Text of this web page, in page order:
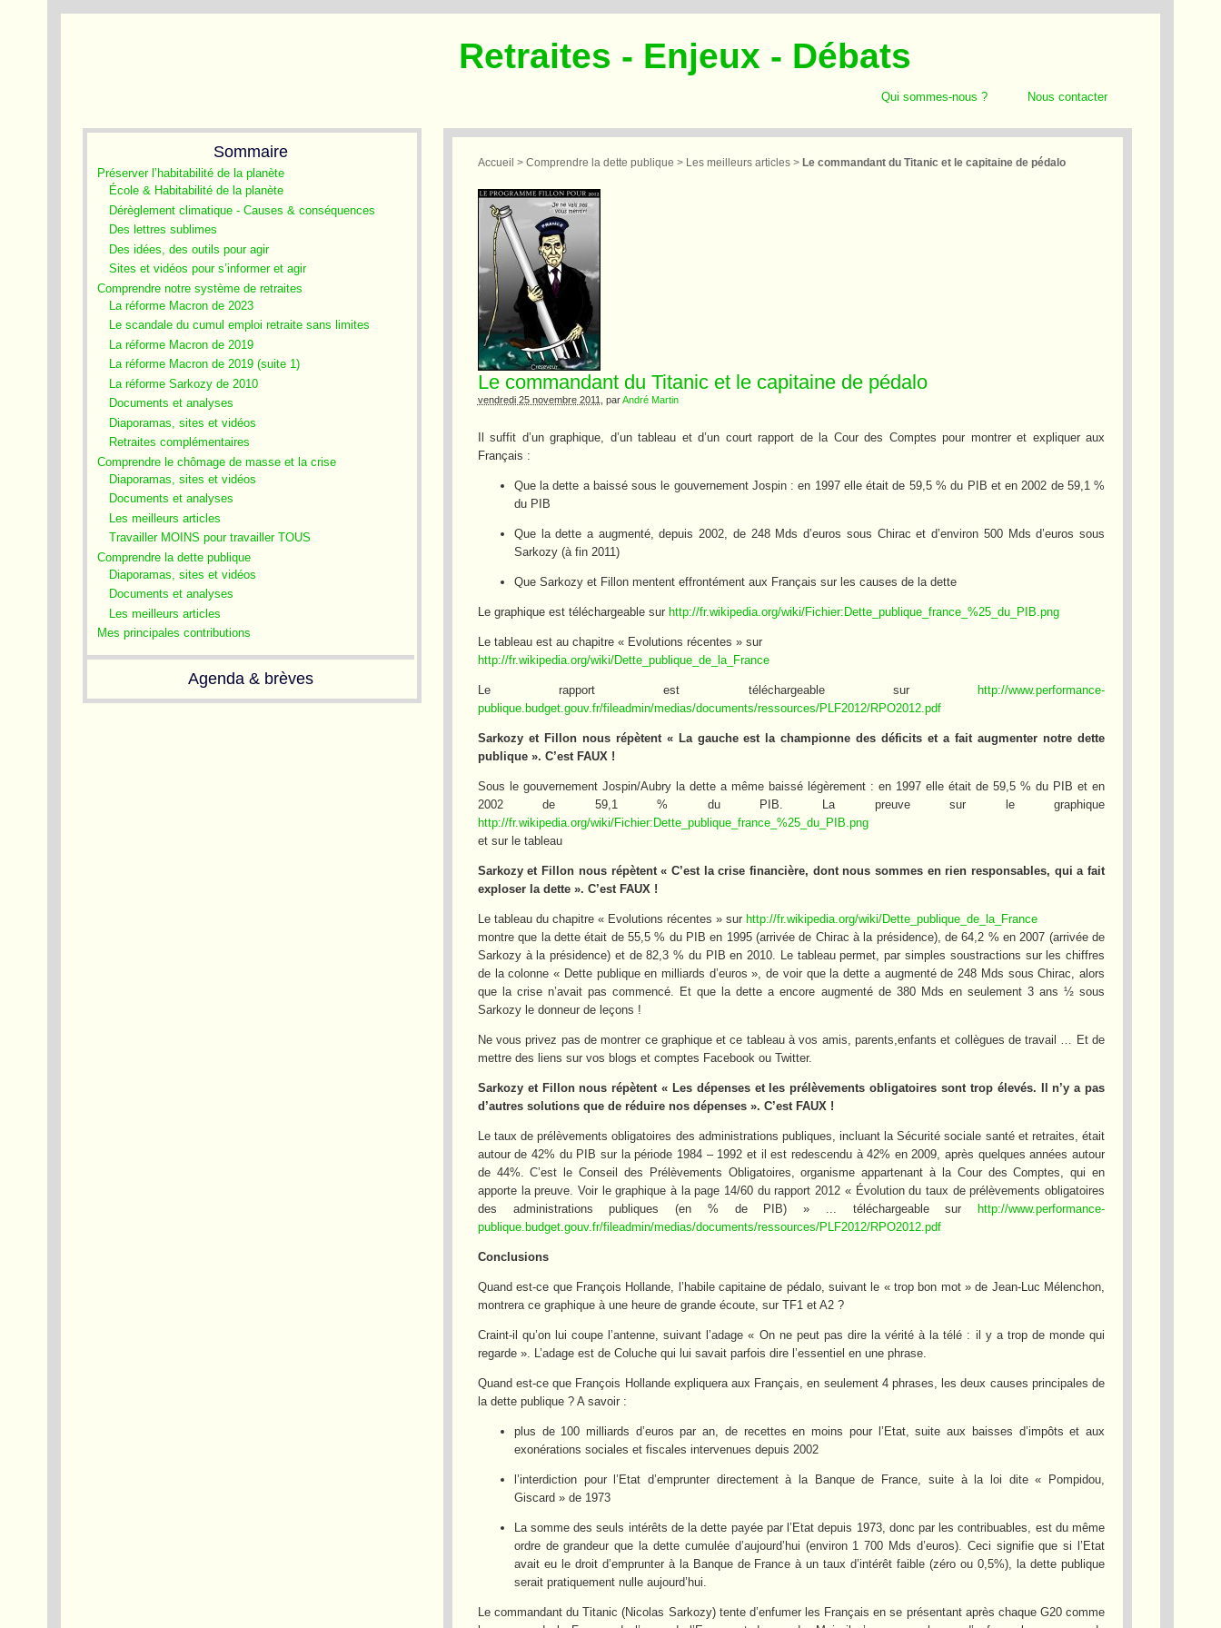
Retraites - Enjeux - Débats
Qui sommes-nous ? Nous contacter
Sommaire
Préserver l’habitabilité de la planète
École & Habitabilité de la planète
Dérèglement climatique - Causes & conséquences
Des lettres sublimes
Des idées, des outils pour agir
Sites et vidéos pour s’informer et agir
Comprendre notre système de retraites
La réforme Macron de 2023
Le scandale du cumul emploi retraite sans limites
La réforme Macron de 2019
La réforme Macron de 2019 (suite 1)
La réforme Sarkozy de 2010
Documents et analyses
Diaporamas, sites et vidéos
Retraites complémentaires
Comprendre le chômage de masse et la crise
Diaporamas, sites et vidéos
Documents et analyses
Les meilleurs articles
Travailler MOINS pour travailler TOUS
Comprendre la dette publique
Diaporamas, sites et vidéos
Documents et analyses
Les meilleurs articles
Mes principales contributions
Agenda & brèves
Accueil > Comprendre la dette publique > Les meilleurs articles> Le commandant du Titanic et le capitaine de pédalo
Le commandant du Titanic et le capitaine de pédalo
vendredi 25 novembre 2011 , parAndré Martin
Il suffit d’un graphique, d’un tableau et d’un court rapport de la Cour des Comptes pour montrer et expliquer aux
Français :
Que la dette a baissé sous le gouvernement Jospin : en 1997 elle était de 59,5 % du PIB et en 2002 de 59,1 %
du PIB
Que la dette a augmenté, depuis 2002, de 248 Mds d’euros sous Chirac et d’environ 500 Mds d’euros sous
Sarkozy (à fin 2011)
Que Sarkozy et Fillon mentent effrontément aux Français sur les causes de la dette
Le graphique est téléchargeable sur http://fr.wikipedia.org/wiki/Fichier:Dette_publique_france_%25_du_PIB.png
Le tableau est au chapitre « Evolutions récentes » sur
http://fr.wikipedia.org/wiki/Dette_publique_de_la_France
Le rapport est téléchargeable sur
http://www.performance-
publique.budget.gouv.fr/fileadmin/medias/documents/ressources/PLF2012/RPO2012.pdf
Sarkozy et Fillon nous répètent « La gauche est la championne des déficits et a fait augmenter notre dette
publique ». C’est FAUX !
Sous le gouvernement Jospin/Aubry la dette a même baissé légèrement : en 1997 elle était de 59,5 % du PIB et en
2002 de 59,1 % du PIB. La preuve sur le graphique
http://fr.wikipedia.org/wiki/Fichier:Dette_publique_france_%25_du_PIB.png
et sur le tableau
Sarkozy et Fillon nous répètent « C’est la crise financière, dont nous sommes en rien responsables, qui a fait
exploser la dette ». C’est FAUX !
Le tableau du chapitre « Evolutions récentes » sur http://fr.wikipedia.org/wiki/Dette_publique_de_la_France
montre que la dette était de 55,5 % du PIB en 1995 (arrivée de Chirac à la présidence), de 64,2 % en 2007 (arrivée de
Sarkozy à la présidence) et de 82,3 % du PIB en 2010. Le tableau permet, par simples soustractions sur les chiffres
de la colonne « Dette publique en milliards d’euros », de voir que la dette a augmenté de 248 Mds sous Chirac, alors
que la crise n’avait pas commencé. Et que la dette a encore augmenté de 380 Mds en seulement 3 ans ½ sous
Sarkozy le donneur de leçons !
Ne vous privez pas de montrer ce graphique et ce tableau à vos amis, parents,enfants et collègues de travail … Et de
mettre des liens sur vos blogs et comptes Facebook ou Twitter.
Sarkozy et Fillon nous répètent « Les dépenses et les prélèvements obligatoires sont trop élevés. Il n’y a pas
d’autres solutions que de réduire nos dépenses ». C’est FAUX !
Le taux de prélèvements obligatoires des administrations publiques, incluant la Sécurité sociale santé et retraites, était
autour de 42% du PIB sur la période 1984 – 1992 et il est redescendu à 42% en 2009, après quelques années autour
de 44%. C’est le Conseil des Prélèvements Obligatoires, organisme appartenant à la Cour des Comptes, qui en
apporte la preuve. Voir le graphique à la page 14/60 du rapport 2012 « Évolution du taux de prélèvements obligatoires
des administrations publiques (en % de PIB) » ... téléchargeable sur
http://www.performance-
publique.budget.gouv.fr/fileadmin/medias/documents/ressources/PLF2012/RPO2012.pdf
Conclusions
Quand est-ce que François Hollande, l’habile capitaine de pédalo, suivant le « trop bon mot » de Jean-Luc Mélenchon,
montrera ce graphique à une heure de grande écoute, sur TF1 et A2 ?
Craint-il qu’on lui coupe l’antenne, suivant l’adage « On ne peut pas dire la vérité à la télé : il y a trop de monde qui
regarde ». L’adage est de Coluche qui lui savait parfois dire l’essentiel en une phrase.
Quand est-ce que François Hollande expliquera aux Français, en seulement 4 phrases, les deux causes principales de
la dette publique ? A savoir :
plus de 100 milliards d’euros par an, de recettes en moins pour l’Etat, suite aux baisses d’impôts et aux
exonérations sociales et fiscales intervenues depuis 2002
l’interdiction pour l’Etat d’emprunter directement à la Banque de France, suite à la loi dite « Pompidou,
Giscard » de 1973
La somme des seuls intérêts de la dette payée par l’Etat depuis 1973, donc par les contribuables, est du même
ordre de grandeur que la dette cumulée d’aujourd’hui (environ 1 700 Mds d’euros). Ceci signifie que si l’Etat
avait eu le droit d’emprunter à la Banque de France à un taux d’intérêt faible (zéro ou 0,5%), la dette publique
serait pratiquement nulle aujourd’hui.
Le commandant du Titanic (Nicolas Sarkozy) tente d’enfumer les Français en se présentant après chaque G20 comme